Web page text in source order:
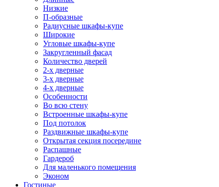
Низкие
П-образные
Радиусные шкафы-купе
Широкие
Угловые шкафы-купе
Закругленный фасад
Количество дверей
2-х дверные
3-х дверные
4-х дверные
Особенности
Во всю стену
Встроенные шкафы-купе
Под потолок
Раздвижные шкафы-купе
Открытая секция посередине
Распашные
Гардероб
Для маленького помещения
Эконом
Гостиные